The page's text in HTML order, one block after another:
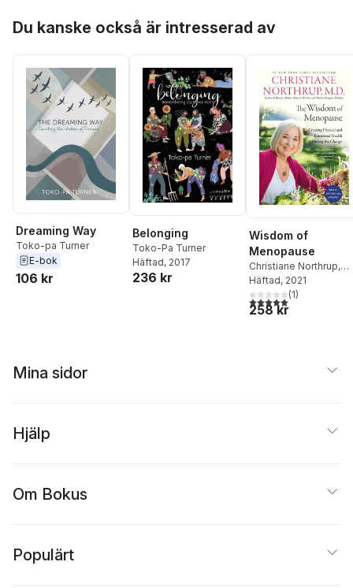
Du kanske också är intresserad av
Dreaming Way
Toko-pa Turner
E-bok
106 kr
Belonging
Toko-Pa Turner
Häftad, 2017
236 kr
Wisdom of
Menopause
Christiane Northrup,
M.D.
Häftad, 2021
5,0utav 5 stjärnor.
(1)
258 kr
Mina sidor
Hjälp
Om Bokus
Populärt